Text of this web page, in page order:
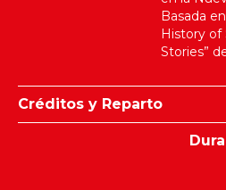
Basada
History of
Stories”
Créditos y Reparto